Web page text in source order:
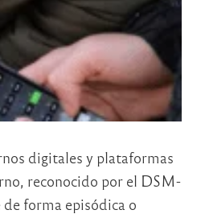
digitales y plataformas
reconocido por el DSM-
forma episódica o